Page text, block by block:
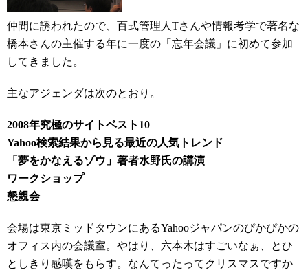
仲間に誘われたので、百式管理人Tさんや情報考学で著名な
橋本さんの主催する年に一度の「忘年会議」に初めて参加
してきました。
主なアジェンダは次のとおり。
2008年究極のサイトベスト10
Yahoo検索結果から見る最近の人気トレンド
「夢をかなえるゾウ」著者水野氏の講演
ワークショップ
懇親会
会場は東京ミッドタウンにあるYahooジャパンのぴかぴかの
オフィス内の会議室。やはり、六本木はすごいなぁ、とひ
としきり感嘆をもらす。なんてったってクリスマスですか